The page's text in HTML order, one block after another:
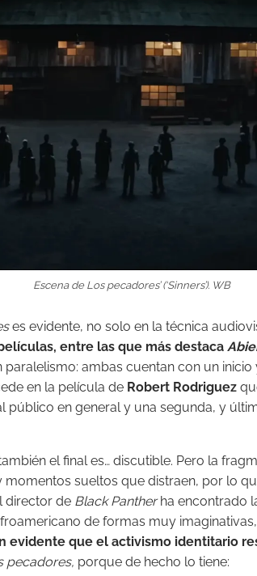
Escena de Los pecadores’ (‘Sinners’). WB
es evidente, no solo en la técnica
entre las que más destaca
ambas cuentan con un
en la película de Robert Rodriguez
público en general y una segunda, y
el final es… discutible. Pero la
momentos sueltos que distraen, por lo
director de Black Pantherha encontrado
de formas muy
evidente que el activismo identitario
pecadores, porque de hecho lo tiene: